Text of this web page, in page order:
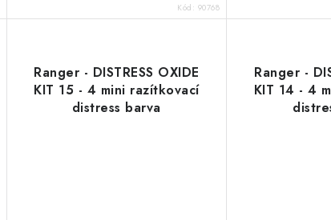
Kód: 90768
Ranger - DISTRESS OXIDE
KIT 15 - 4 mini razítkovací
distress barva
Ranger -
KIT 14 - 4